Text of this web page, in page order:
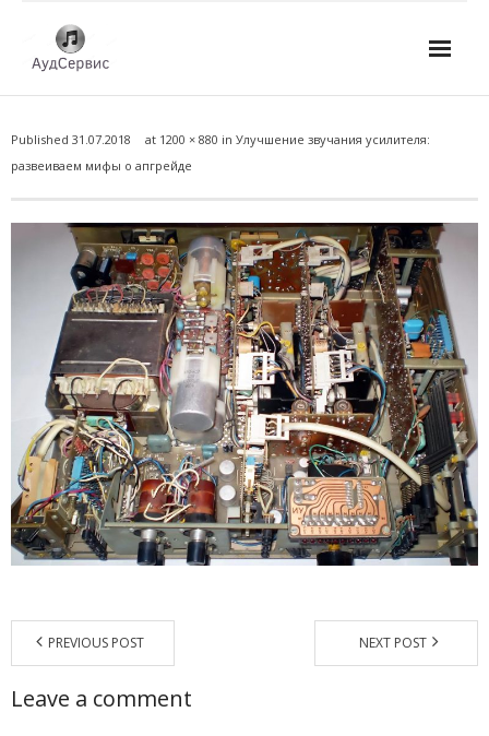
- Ремонт автомагнитол
- Ремонт микшерных пультов и консолей
- Ремонт активной акустики
- Ремонт домашних кинотеатров
- Ремонт музыкальных центров
- Ремонт аудио для клубов, ресторанов, школ
- Изготовление усилителей
Магазин
Отзывы
Гарантия
Published 31.07.2018 at 1200 × 880 in Улучшение звучания усилителя:
развеиваем мифы о апгрейде
PREVIOUS POST NEXT POST
Leave a comment